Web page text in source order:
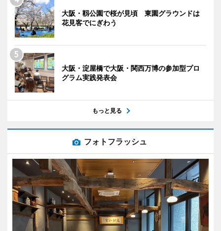
大阪・靱公園で桜が見頃 東園グラウンドは
花見客でにぎわう
大阪・淀屋橋で大阪・関西万博の参加型プロ
グラム実践発表会
もっと見る
フォトフラッシュ